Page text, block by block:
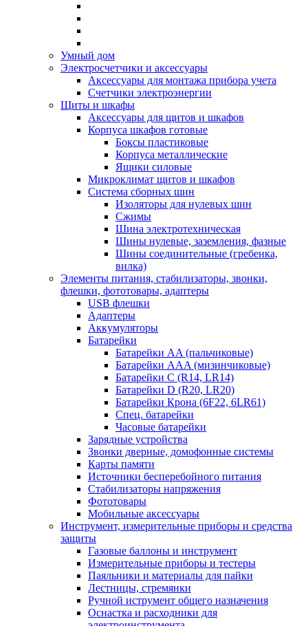
Умный дом
Электросчетчики и аксессуары
Аксессуары для монтажа прибора учета
Счетчики электроэнергии
Щиты и шкафы
Аксессуары для щитов и шкафов
Корпуса шкафов готовые
Боксы пластиковые
Корпуса металлические
Ящики силовые
Микроклимат щитов и шкафов
Система сборных шин
Изоляторы для нулевых шин
Сжимы
Шина электротехническая
Шины нулевые, заземления, фазные
Шины соединительные (гребенка,
вилка)
Элементы питания, стабилизаторы, звонки,
флешки, фототовары, адаптеры
USB флешки
Адаптеры
Аккумуляторы
Батарейки
Батарейки AA (пальчиковые)
Батарейки AAA (мизинчиковые)
Батарейки C (R14, LR14)
Батарейки D (R20, LR20)
Батарейки Крона (6F22, 6LR61)
Спец. батарейки
Часовые батарейки
Зарядные устройства
Звонки дверные, домофонные системы
Карты памяти
Источники бесперебойного питания
Стабилизаторы напряжения
Фототовары
Мобильные аксессуары
Инструмент, измерительные приборы и средства
защиты
Газовые баллоны и инструмент
Измерительные приборы и тестеры
Паяльники и материалы для пайки
Лестницы, стремянки
Ручной иструмент общего назначения
Оснастка и расходники для